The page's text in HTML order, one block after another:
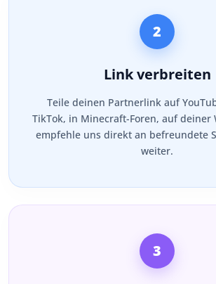
2
Link verbreiten
Teile deinen Partnerlink auf
TikTok, in Minecraft-Foren, auf deiner
empfehle uns direkt an befreundete
weiter.
3